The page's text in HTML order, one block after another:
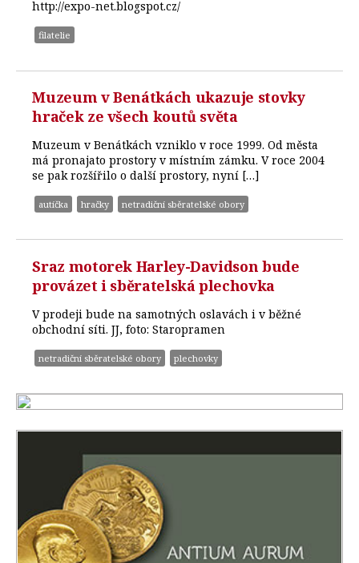
http://expo-net.blogspot.cz/
filatelie
Muzeum v Benátkách ukazuje stovky
hraček ze všech koutů světa
Muzeum v Benátkách vzniklo v roce 1999. Od města
má pronajato prostory v místním zámku. V roce 2004
se pak rozšířilo o další prostory, nyní […]
autíčka hračky netradiční sběratelské obory
Sraz motorek Harley-Davidson bude
provázet i sběratelská plechovka
V prodeji bude na samotných oslavách i v běžné
obchodní síti. JJ, foto: Staropramen
netradiční sběratelské obory plechovky